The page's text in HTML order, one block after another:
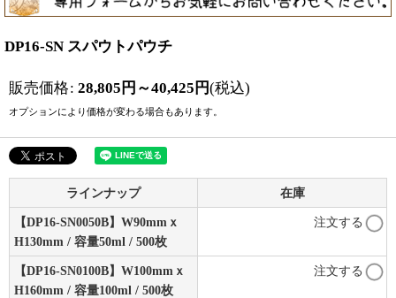
DP16-SN スパウトパウチ
販売価格: 28,805 円 ～40,425 円(税込)
オプションにより価格が変わる場合もあります。
ラインナップ 在庫
【DP16-SN0050B】W90mmｘ
H130mm / 容量50ml / 500枚
注文する
【DP16-SN0100B】W100mmｘ
H160mm / 容量100ml / 500枚
注文する